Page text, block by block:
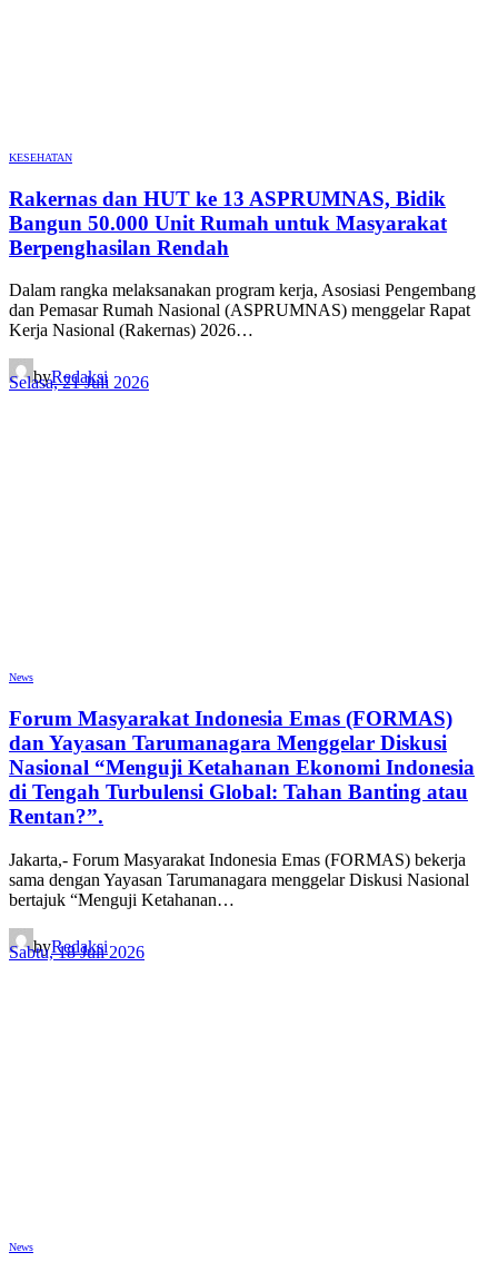
KESEHATAN
Rakernas dan HUT ke 13 ASPRUMNAS, Bidik
Bangun 50.000 Unit Rumah untuk Masyarakat
Berpenghasilan Rendah
Dalam rangka melaksanakan program kerja, Asosiasi Pengembang
dan Pemasar Rumah Nasional (ASPRUMNAS) menggelar Rapat
Kerja Nasional (Rakernas) 2026…
byRedaksi
Selasa, 21 Juli 2026
News
Forum Masyarakat Indonesia Emas (FORMAS)
dan Yayasan Tarumanagara Menggelar Diskusi
Nasional “Menguji Ketahanan Ekonomi Indonesia
di Tengah Turbulensi Global: Tahan Banting atau
Rentan?”.
Jakarta,- Forum Masyarakat Indonesia Emas (FORMAS) bekerja
sama dengan Yayasan Tarumanagara menggelar Diskusi Nasional
bertajuk “Menguji Ketahanan…
byRedaksi
Sabtu, 18 Juli 2026
News